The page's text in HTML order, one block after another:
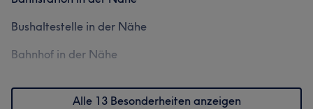
Bushaltestelle in der Nähe
Bahnhof in der Nähe
Alle 13 Besonderheiten anzeigen